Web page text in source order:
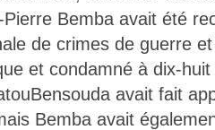
Bemba avait été
de crimes de guerre
et condamné à dix-
avait fait
Bemba avait